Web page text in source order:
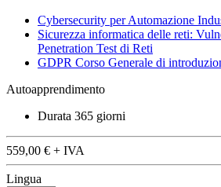
Cybersecurity per Automazione
Sicurezza informatica delle reti:
Penetration Test di Reti
GDPR Corso Generale di
Autoapprendimento
Durata 365 giorni
559,00 € + IVA
Lingua